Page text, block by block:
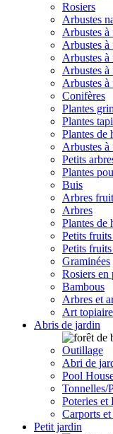
Rosiers
Arbustes
Arbustes
Arbustes
Arbustes
Arbustes
Arbustes
Conifères
Plantes
Plantes
Plantes de
Arbustes à
Petits
Plantes
Buis
Arbres
Arbres
Plantes de
Petits
Petits
Graminées
Rosiers en
Bambous
Arbres et
Art
Abris de jardin
Outillage
Abri de
Pool
Tonnelles/
Poteries et
Carports
Petit jardin